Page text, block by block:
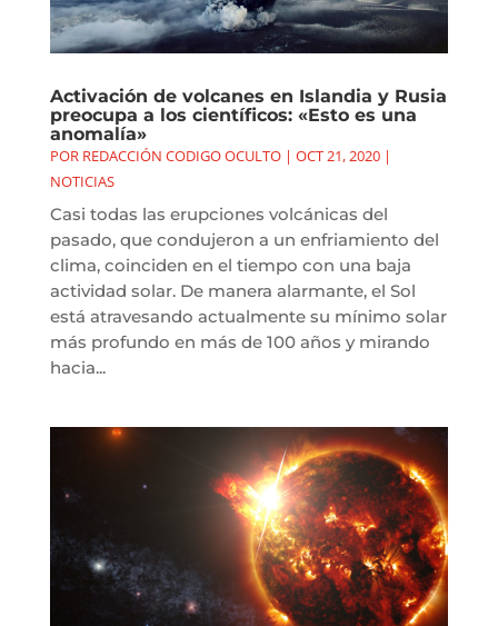
Activación de volcanes en Islandia y Rusia
preocupa a los científicos: «Esto es una
anomalía»
POR REDACCIÓN CODIGO OCULTO| OCT 21, 2020|
NOTICIAS
Casi todas las erupciones volcánicas del
pasado, que condujeron a un enfriamiento del
clima, coinciden en el tiempo con una baja
actividad solar. De manera alarmante, el Sol
está atravesando actualmente su mínimo solar
más profundo en más de 100 años y mirando
hacia...